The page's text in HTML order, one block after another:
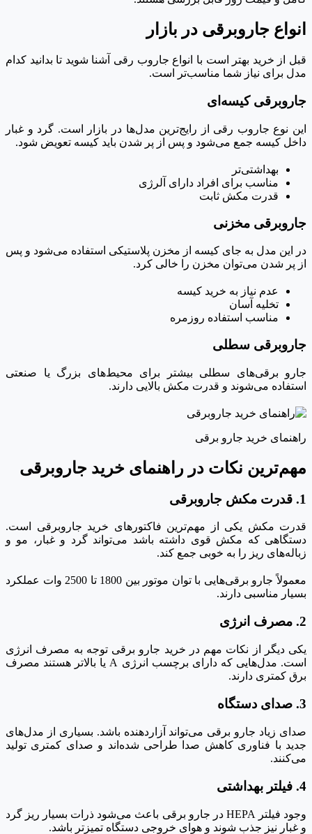
انواع جاروبرقی در بازار
قبل از خرید بهتر است با انواع جاروب رقی آشنا شوید تا بدانید کدام
مدل برای نیاز شما مناسب‌تر است.
جاروبرقی کیسه‌ای
این نوع جاروب رقی از رایج‌ترین مدل‌ها در بازار است. گرد و غبار
داخل کیسه جمع می‌شود و پس از پر شدن باید کیسه تعویض شود.
بهداشتی‌تر
مناسب برای افراد دارای آلرژی
قدرت مکش ثابت
جاروبرقی مخزنی
در این مدل به جای کیسه از مخزن پلاستیکی استفاده می‌شود و پس
از پر شدن می‌توان مخزن را خالی کرد.
عدم نیاز به خرید کیسه
تخلیه آسان
مناسب استفاده روزمره
جاروبرقی سطلی
جارو برقی‌های سطلی بیشتر برای محیط‌های بزرگ یا صنعتی
استفاده می‌شوند و قدرت مکش بالایی دارند.
راهنمای خرید جارو برقی
مهم‌ترین نکات در راهنمای خرید جاروبرقی
1. قدرت مکش جاروبرقی
قدرت مکش یکی از مهم‌ترین فاکتورهای خرید جاروبرقی است.
دستگاهی که مکش قوی داشته باشد می‌تواند گرد و غبار، مو و
زباله‌های ریز را به خوبی جمع کند.
معمولاً جارو برقی‌هایی با توان موتور بین 1800 تا 2500 وات عملکرد
بسیار مناسبی دارند.
2. مصرف انرژی
یکی دیگر از نکات مهم در خرید جارو برقی توجه به مصرف انرژی
است. مدل‌هایی که دارای برچسب انرژی A یا بالاتر هستند مصرف
برق کمتری دارند.
3. صدای دستگاه
صدای زیاد جارو برقی می‌تواند آزاردهنده باشد. بسیاری از مدل‌های
جدید با فناوری کاهش صدا طراحی شده‌اند و صدای کمتری تولید
می‌کنند.
4. فیلتر بهداشتی
وجود فیلتر HEPA در جارو برقی باعث می‌شود ذرات بسیار ریز گرد
و غبار نیز جذب شوند و هوای خروجی دستگاه تمیزتر باشد.